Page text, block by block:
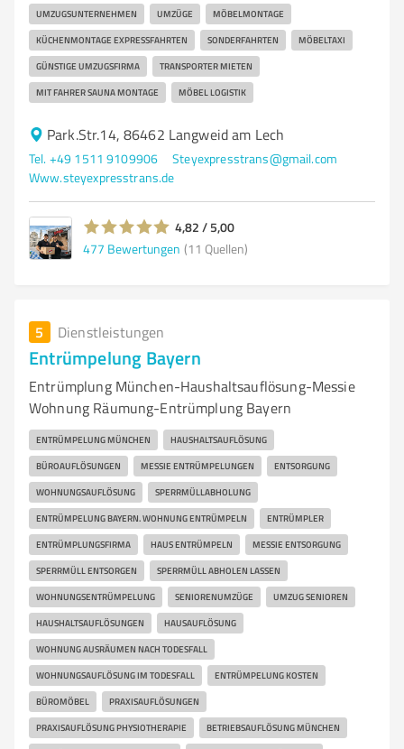
UMZUGSUNTERNEHMEN UMZÜGE MÖBELMONTAGE
KÜCHENMONTAGE EXPRESSFAHRTEN SONDERFAHRTEN MÖBELTAXI
GÜNSTIGE UMZUGSFIRMA TRANSPORTER MIETEN
MIT FAHRER SAUNA MONTAGE MÖBEL LOGISTIK
Park.Str.14, 86462 Langweid am Lech
Tel. +49 1511 9109906
Steyexpresstrans@gmail.com
Www.steyexpresstrans.de
4,82 / 5,00
477 Bewertungen (11 Quellen)
5 Dienstleistungen
Entrümpelung Bayern
Entrümplung München-Haushaltsauflösung-Messie
Wohnung Räumung-Entrümplung Bayern
ENTRÜMPELUNG MÜNCHEN HAUSHALTSAUFLÖSUNG
BÜROAUFLÖSUNGEN MESSIE ENTRÜMPELUNGEN ENTSORGUNG
WOHNUNGSAUFLÖSUNG SPERRMÜLLABHOLUNG
ENTRÜMPELUNG BAYERN. WOHNUNG ENTRÜMPELN ENTRÜMPLER
ENTRÜMPLUNGSFIRMA HAUS ENTRÜMPELN MESSIE ENTSORGUNG
SPERRMÜLL ENTSORGEN SPERRMÜLL ABHOLEN LASSEN
WOHNUNGSENTRÜMPELUNG SENIORENUMZÜGE UMZUG SENIOREN
HAUSHALTSAUFLÖSUNGEN HAUSAUFLÖSUNG
WOHNUNG AUSRÄUMEN NACH TODESFALL
WOHNUNGSAUFLÖSUNG IM TODESFALL ENTRÜMPELUNG KOSTEN
BÜROMÖBEL PRAXISAUFLÖSUNGEN
PRAXISAUFLÖSUNG PHYSIOTHERAPIE BETRIEBSAUFLÖSUNG MÜNCHEN